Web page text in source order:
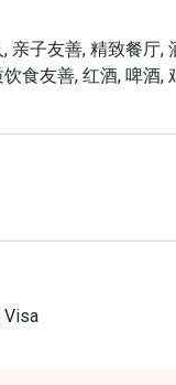
Polenta | 炖煮至
完美火候的炙烤肉饼
| 温热的时令水果，
酒
分 (来自 51 条评价)
亲子友善, 精致餐厅,
食友善, 红酒, 啤酒,
Visa